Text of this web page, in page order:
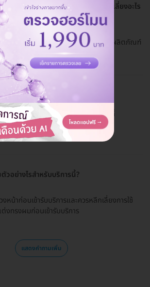
ตัดผมและบำรุงหนังศีรษะ ฉันควรหลีกเลี่ยงอะไร
ยงการใช้น้ำร้อนในการสระผมและการใช้ผลิตภัณฑ์
ะยะเวลาแรกหลังการบริการ
นเงินหรือไม่ถ้าฉันเปลี่ยนใจ?
เงินได้ตามนโยบายการคืนเงินที่ระบุไว้ที่
c/refund-policy-hdmall
วอย่างไรสำหรับบริการนี้?
หน้าก่อนเข้ารับบริการและควรหลีกเลี่ยงการใช้
ทรงผมก่อนเข้ารับบริการ
แสดงคำถามเพิ่ม